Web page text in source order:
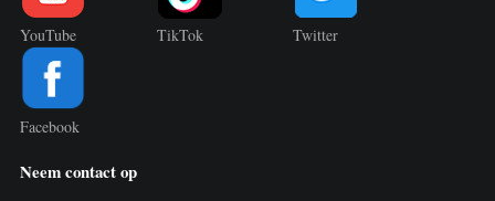
YouTube TikTok Twitter
Facebook
Neem contact op